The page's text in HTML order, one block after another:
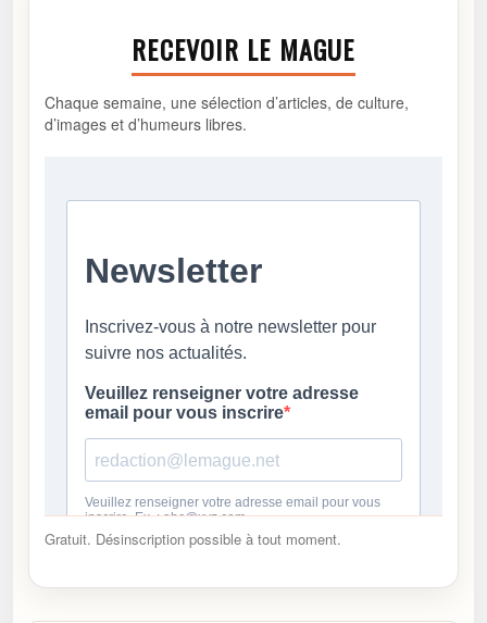
RECEVOIR LE MAGUE
Chaque semaine, une sélection d’articles, de culture,
d’images et d’humeurs libres.
Gratuit. Désinscription possible à tout moment.